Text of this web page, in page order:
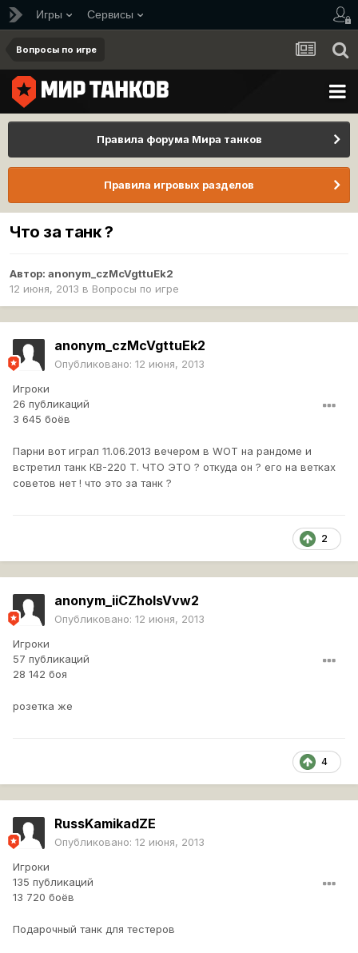
Игры Сервисы
Вопросы по игре
Правила форума Мира танков
Правила игровых разделов
Что за танк ?
Автор: anonym_czMcVgttuEk2
12 июня, 2013 в Вопросы по игре
anonym_czMcVgttuEk2
Опубликовано: 12 июня, 2013
Игроки
26 публикаций
3 645 боёв
Парни вот играл 11.06.2013 вечером в WOT на рандоме и
встретил танк КВ-220 Т. ЧТО ЭТО ? откуда он ? его на ветках
советов нет ! что это за танк ?
2
anonym_iiCZholsVvw2
Опубликовано: 12 июня, 2013
Игроки
57 публикаций
28 142 боя
розетка же
4
RussKamikadZE
Опубликовано: 12 июня, 2013
Игроки
135 публикаций
13 720 боёв
Подарочный танк для тестеров